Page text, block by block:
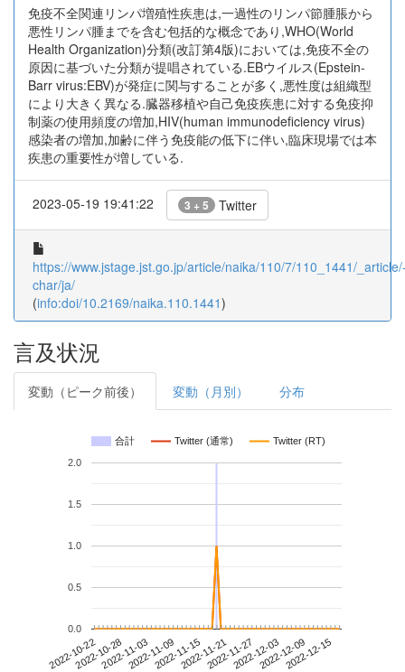
免疫不全関連リンパ増殖性疾患は,一過性のリンパ節腫脹から
悪性リンパ腫までを含む包括的な概念であり,WHO(World
Health Organization)分類(改訂第4版)においては,免疫不全の
原因に基づいた分類が提唱されている.EBウイルス(Epstein-
Barr virus:EBV)が発症に関与することが多く,悪性度は組織型
により大きく異なる.臓器移植や自己免疫疾患に対する免疫抑
制薬の使用頻度の増加,HIV(human immunodeficiency virus)
感染者の増加,加齢に伴う免疫能の低下に伴い,臨床現場では本
疾患の重要性が増している.
2023-05-19 19:41:22 3 + 5 Twitter
https://www.jstage.jst.go.jp/article/naika/110/7/110_1441/
char/ja/
(info:doi/10.2169/naika.110.1441)
言及状況
変動（ピーク前後） 変動（月別） 分布
合計 Twitter (通常) Twitter (RT)
2022-10-222022-10-282022-11-032022-11-092022-11-152022-11-212022-11-272022-12-032022-12-092022-12-15
0.0
0.5
1.0
1.5
2.0